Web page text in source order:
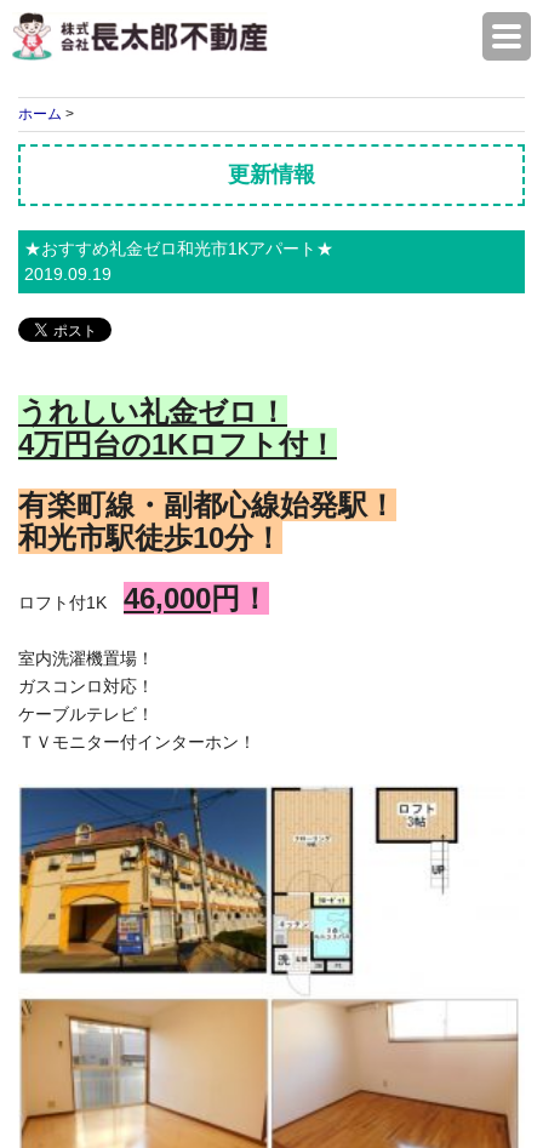
ホーム >
更新情報
★おすすめ礼金ゼロ和光市1Kアパート★
2019.09.19
うれしい礼金ゼロ！
4万円台の1Kロフト付！
有楽町線・副都心線始発駅！
和光市駅徒歩10分！
ロフト付1K 46,000円！
室内洗濯機置場！
ガスコンロ対応！
ケーブルテレビ！
ＴＶモニター付インターホン！